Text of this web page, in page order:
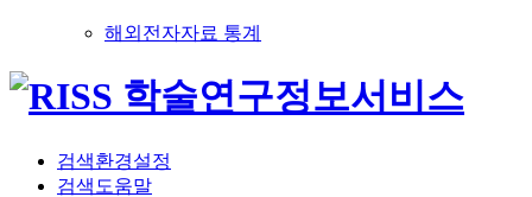
해외전자자료 통계
검색환경설정
검색도움말